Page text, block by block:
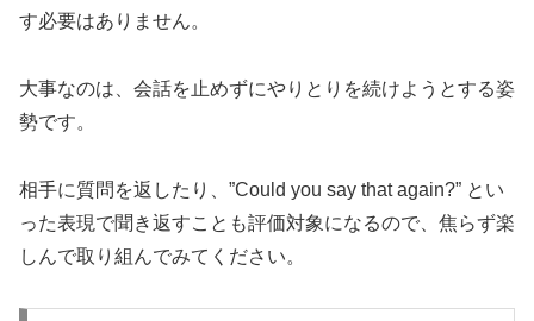
す必要はありません。
大事なのは、会話を止めずにやりとりを続けようとする姿
勢です。
相手に質問を返したり、”Could you say that again?” とい
った表現で聞き返すことも評価対象になるので、焦らず楽
しんで取り組んでみてください。